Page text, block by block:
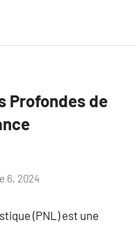
Profondes de
6, 2024
(PNL) est une